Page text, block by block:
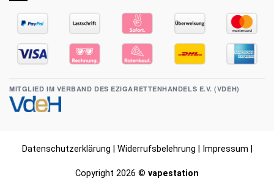
MITGLIED IM VERBAND DES EZIGARETTENHANDELS E.V. (VDEH)
Datenschutzerklärung Widerrufsbelehrung Impressum
Copyright 2026 © vapestation